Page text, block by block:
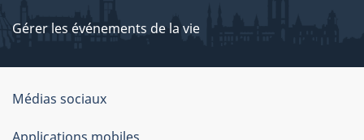
Gérer les événements de la vie
Organisation
du
Médias sociaux
Applications mobiles